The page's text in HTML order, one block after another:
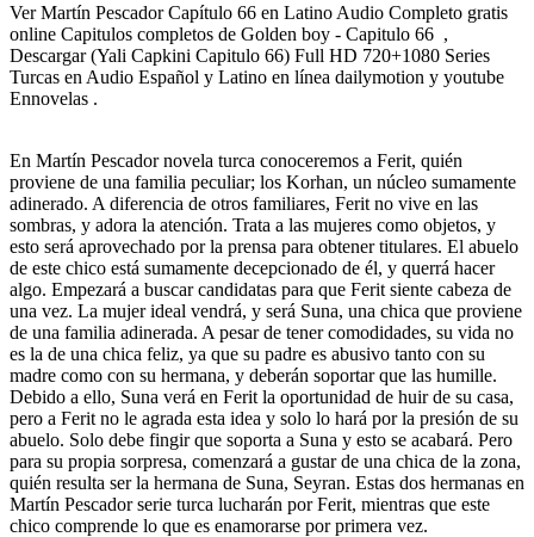
Ver Martín Pescador Capítulo 66 en Latino Audio Completo gratis
online Capitulos completos de Golden boy - Capitulo 66 ,
Descargar (Yali Capkini Capitulo 66) Full HD 720+1080 Series
Turcas en Audio Español y Latino en línea dailymotion y youtube
Ennovelas .
En Martín Pescador novela turca conoceremos a Ferit, quién
proviene de una familia peculiar; los Korhan, un núcleo sumamente
adinerado. A diferencia de otros familiares, Ferit no vive en las
sombras, y adora la atención. Trata a las mujeres como objetos, y
esto será aprovechado por la prensa para obtener titulares. El abuelo
de este chico está sumamente decepcionado de él, y querrá hacer
algo. Empezará a buscar candidatas para que Ferit siente cabeza de
una vez. La mujer ideal vendrá, y será Suna, una chica que proviene
de una familia adinerada. A pesar de tener comodidades, su vida no
es la de una chica feliz, ya que su padre es abusivo tanto con su
madre como con su hermana, y deberán soportar que las humille.
Debido a ello, Suna verá en Ferit la oportunidad de huir de su casa,
pero a Ferit no le agrada esta idea y solo lo hará por la presión de su
abuelo. Solo debe fingir que soporta a Suna y esto se acabará. Pero
para su propia sorpresa, comenzará a gustar de una chica de la zona,
quién resulta ser la hermana de Suna, Seyran. Estas dos hermanas en
Martín Pescador serie turca lucharán por Ferit, mientras que este
chico comprende lo que es enamorarse por primera vez.